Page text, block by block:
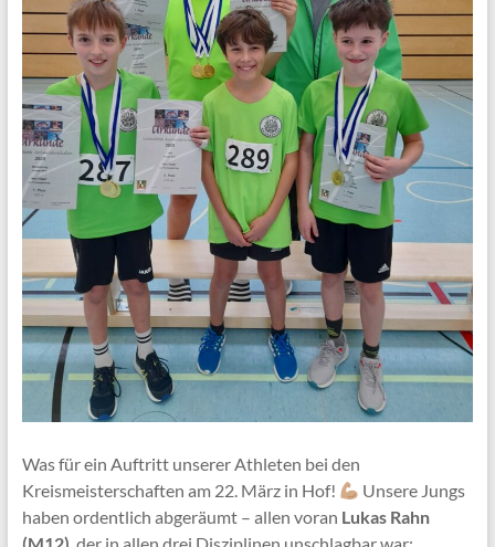
Was für ein Auftritt unserer Athleten bei den
Kreismeisterschaften am 22. März in Hof!
Unsere Jungs
haben ordentlich abgeräumt – allen voran Lukas Rahn